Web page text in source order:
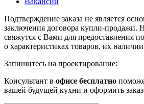
Подтверждение заказа не является
заключения договора купли-
свяжутся с Вами для предоставления
о характеристиках товаров, их
Запишитесь на проектирование:
Консультант в офисе бесплатно
вашей будущей кухни и оформить